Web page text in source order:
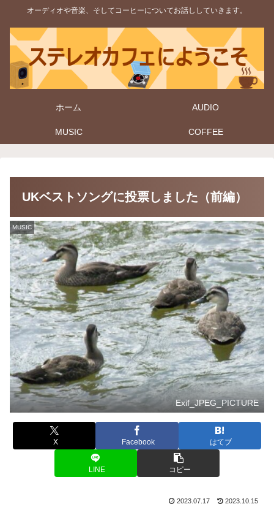
オーディオや音楽、そしてコーヒーについてお話ししていきます。
ホーム AUDIO
MUSIC COFFEE
UKベストソングに投票しました（前編）
MUSIC
Exif_JPEG_PICTURE
X Facebook はてブ
LINE コピー
2023.07.17 2023.10.15